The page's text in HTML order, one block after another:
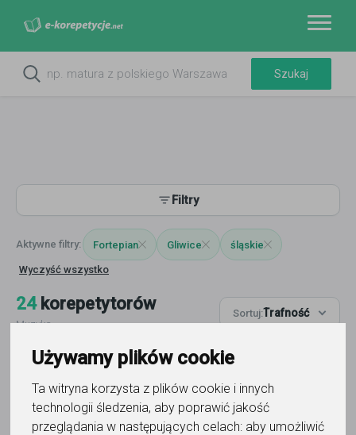
Używamy plików cookie
Ta witryna korzysta z plików cookie i innych
technologii śledzenia, aby poprawić jakość
przeglądania w następujących celach: aby umożliwić
Filtry
Fortepian Gliwice śląskie
Wyczyść wszystko
24korepetytorów
Muzyka
Sortuj:Trafność